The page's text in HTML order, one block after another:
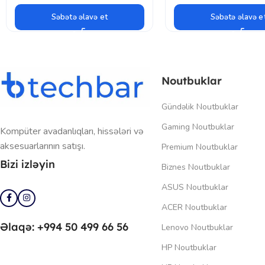
Səbətə əlavə et Səbətə əlavə
Kompüter avadanlıqları, hissələri və
aksesuarlarının satışı.
Bizi izləyin
Əlaqə: +994 50 499 66 56
Noutbuklar
Gündəlik Noutbuklar
Gaming Noutbuklar
Premium Noutbuklar
Biznes Noutbuklar
ASUS Noutbuklar
ACER Noutbuklar
Lenovo Noutbuklar
HP Noutbuklar